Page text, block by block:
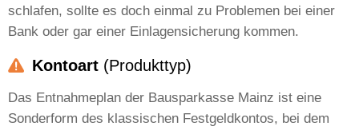
schlafen, sollte es doch einmal zu Problemen bei einer
Bank oder gar einer Einlagensicherung kommen.
Kontoart (Produkttyp)
Das Entnahmeplan der Bausparkasse Mainz ist eine
Sonderform des klassischen Festgeldkontos, bei dem